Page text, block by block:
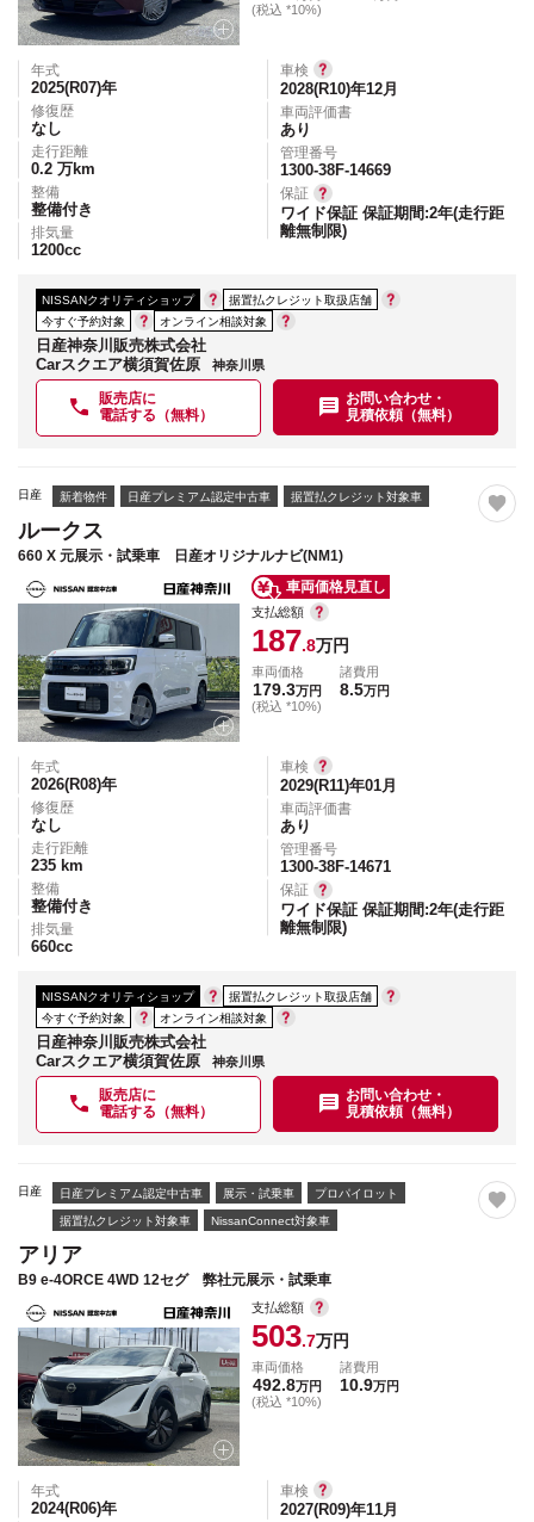
(税込 *10%)
年式
2025(R07)年
修復歴
なし
走行距離
0.2 万km
整備
整備付き
排気量
1200cc
車検
2028(R10)年12月
車両評価書
あり
管理番号
1300-38F-14669
保証
ワイド保証 保証期間:2年(走行距
離無制限)
NISSANクオリティショップ
据置払クレジット取扱店舗
今すぐ予約対象
オンライン相談対象
日産神奈川販売株式会社
Carスクエア横須賀佐原
神奈川県
販売店に
電話する（無料）
お問い合わせ・
見積依頼（無料）
日産 新着物件 日産プレミアム認定中古車 据置払クレジット対象車
ルークス
660 X 元展示・試乗車 日産オリジナルナビ(NM1)
車両価格見直し
支払総額
187.8万円
車両価格
179.3万円
(税込 *10%)
諸費用
8.5万円
年式
2026(R08)年
修復歴
なし
走行距離
235 km
整備
整備付き
排気量
660cc
車検
2029(R11)年01月
車両評価書
あり
管理番号
1300-38F-14671
保証
ワイド保証 保証期間:2年(走行距
離無制限)
NISSANクオリティショップ
据置払クレジット取扱店舗
今すぐ予約対象
オンライン相談対象
日産神奈川販売株式会社
Carスクエア横須賀佐原
神奈川県
販売店に
電話する（無料）
お問い合わせ・
見積依頼（無料）
日産 日産プレミアム認定中古車 展示・試乗車 プロパイロット
据置払クレジット対象車 NissanConnect対象車
アリア
B9 e-4ORCE 4WD 12セグ 弊社元展示・試乗車
支払総額
503.7万円
車両価格
492.8万円
(税込 *10%)
諸費用
10.9万円
年式
2024(R06)年
車検
2027(R09)年11月